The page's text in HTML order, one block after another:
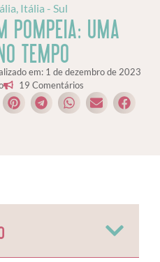
Itália - Sul
POMPEIA: UMA
TEMPO
em: 1 de dezembro de 2023
19 Comentários